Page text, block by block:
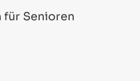
für Senioren